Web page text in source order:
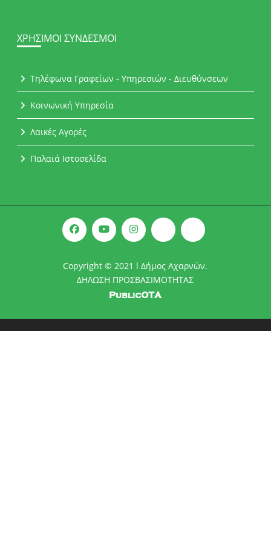
ΧΡΉΣΙΜΟΙ ΣΎΝΔΕΣΜΟΙ
Τηλέφωνα Γραφείων - Υπηρεσιών - Διευθύνσεων
Κοινωνική Υπηρεσία
Λαικές Αγορές
Παλαιά Ιστοσελίδα
Copyright © 2021 l Δήμος Αχαρνών.
ΔΗΛΩΣΗ ΠΡΟΣΒΑΣΙΜΟΤΗΤΑΣ